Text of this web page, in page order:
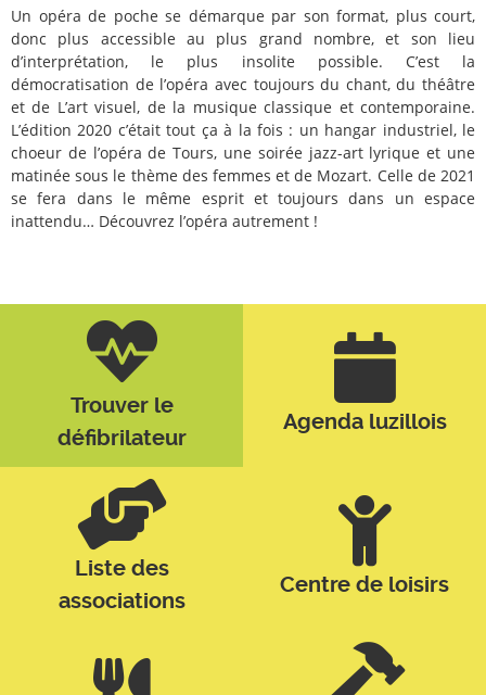
Un opéra de poche se démarque par son format, plus court,
donc plus accessible au plus grand nombre, et son lieu
d’interprétation, le plus insolite possible. C’est la
démocratisation de l’opéra avec toujours du chant, du théâtre
et de L’art visuel, de la musique classique et contemporaine.
L’édition 2020 c’était tout ça à la fois : un hangar industriel, le
choeur de l’opéra de Tours, une soirée jazz-art lyrique et une
matinée sous le thème des femmes et de Mozart. Celle de 2021
se fera dans le même esprit et toujours dans un espace
inattendu… Découvrez l’opéra autrement !
Trouver le
défibrilateur
Agenda luzillois
Liste des
associations
Centre de loisirs